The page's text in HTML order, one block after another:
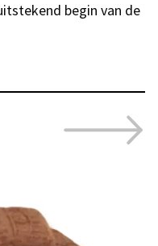
begin van de